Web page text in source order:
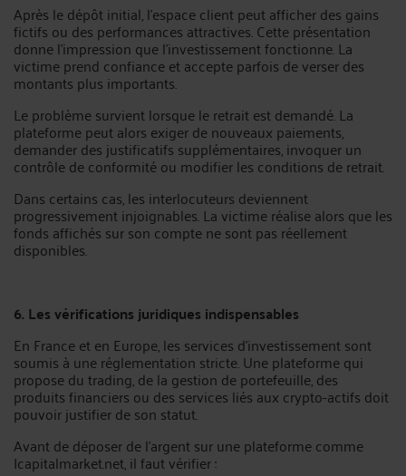
Après le dépôt initial, l’espace client peut afficher des gains
fictifs ou des performances attractives. Cette présentation
donne l’impression que l’investissement fonctionne. La
victime prend confiance et accepte parfois de verser des
montants plus importants.
Le problème survient lorsque le retrait est demandé. La
plateforme peut alors exiger de nouveaux paiements,
demander des justificatifs supplémentaires, invoquer un
contrôle de conformité ou modifier les conditions de retrait.
Dans certains cas, les interlocuteurs deviennent
progressivement injoignables. La victime réalise alors que les
fonds affichés sur son compte ne sont pas réellement
disponibles.
6. Les vérifications juridiques indispensables
En France et en Europe, les services d’investissement sont
soumis à une réglementation stricte. Une plateforme qui
propose du trading, de la gestion de portefeuille, des
produits financiers ou des services liés aux crypto-actifs doit
pouvoir justifier de son statut.
Avant de déposer de l’argent sur une plateforme comme
Icapitalmarket.net, il faut vérifier :